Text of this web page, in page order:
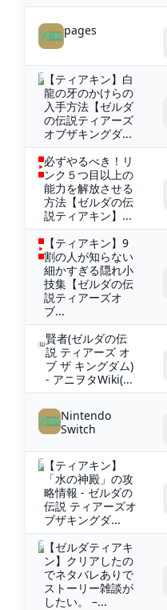
pages
【ティアキン】白
龍の牙のかけらの
入手方法【ゼルダ
の伝説ティアーズ
オブザキングダ...
必ずやるべき！リ
ンク５つ目以上の
能力を解放させる
方法【ゼルダの伝
説ティアキン】...
【ティアキン】9
割の人が知らない
細かすぎる隠れ小
技集【ゼルダの伝
説ティアーズオ
ブ...
賢者(ゼルダの伝
説 ティアーズ オ
ブ ザ キングダム)
- アニヲタWiki(...
Nintendo
Switch
【ティアキン】
「水の神殿」の攻
略情報 - ゼルダの
伝説 ティアーズオ
ブザキングダ...
【ゼルダティアキ
ン】クリアしたの
でネタバレありで
ストーリー雑談が
したい。 –...